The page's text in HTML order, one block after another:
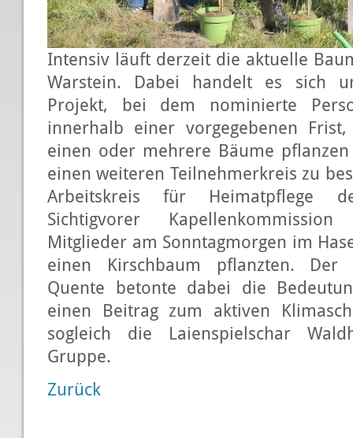
Intensiv läuft derzeit die aktuelle
Warstein. Dabei handelt es sich
Projekt, bei dem nominierte
innerhalb einer vorgegebenen
einen oder mehrere Bäume
einen weiteren Teilnehmerkreis zu
Arbeitskreis für Heimatpflege
Sichtigvorer
Mitglieder am Sonntagmorgen im
einen Kirschbaum pflanzten. Der
Quente betonte dabei die
einen Beitrag zum aktiven
sogleich die Laienspielschar
Gruppe.
Zurück